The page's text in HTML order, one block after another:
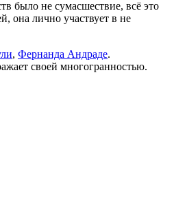
было не сумасшествие, всё это
она лично участвует в не
, Фернанда Андраде.
своей многогранностью.